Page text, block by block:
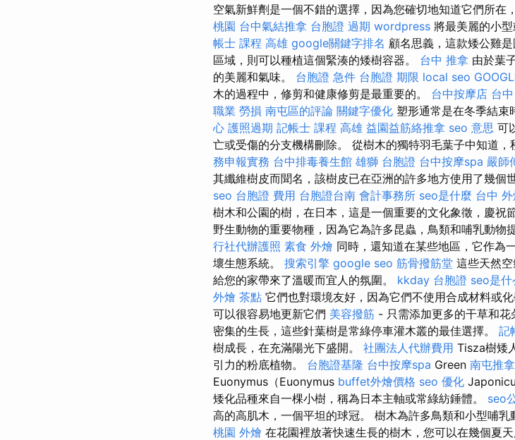
空氣新鮮劑是一個不錯的選擇，因為您確切地知道它們所在
桃園 台中氣結推拿 台胞證 過期 wordpress 將最美麗的小
帳士 課程 高雄 google關鍵字排名 顧名思義，這款矮公雞
區域，則可以種植這個緊湊的矮樹容器。 台中 推拿 由於葉
的美麗和氣味。 台胞證 急件 台胞證 期限 local seo
木的過程中，修剪和健康修剪是最重要的。 台中按摩店 台
職業 勞損 南屯區的評論 關鍵字優化 塑形通常是在冬季結束
心 護照過期 記帳士 課程 高雄 益園益筋絡推拿 seo 意思 可
亡或受傷的分支機構刪除。 從樹木的獨特羽毛葉子中知道，
務申報實務 台中排毒養生館 雄獅 台胞證 台中按摩spa 嚴師
其纖維樹皮而聞名，該樹皮已在亞洲的許多地方使用了幾個
seo 台胞證 費用 台胞證台南 會計事務所 seo是什麼 台中
樹木和公園的樹，在日本，這是一個重要的文化象徵，慶祝
野生動物的重要物種，因為它為許多昆蟲，鳥類和哺乳動物
行社代辦護照 素食 外燴 同時，還知道在某些地區，它作為
壞生態系統。 搜索引擎 google seo 筋骨撥筋堂 這些天然
給您的家帶來了溫暖而宜人的氛圍。 kkday 台胞證 seo是什
外燴 茶點 它們也對環境友好，因為它們不使用合成材料或化
可以很容易地更新它們 美容撥筋 - 只需添加更多的干草和
密集的生長，這些針葉樹是常綠停車灌木叢的最佳選擇。 記
樹成長，在充滿陽光下盛開。 社團法人代辦費用 Tisza樹矮
引力的粉底植物。 台胞證基隆 台中按摩spa Green 南屯推拿
Euonymus（Euonymus buffet外燴價格 seo 優化
矮化品種來自一棵小樹，稱為日本主軸或常綠紡錘體。 seo
高的高肌木，一個平坦的球冠。 樹木為許多鳥類和小型哺乳
桃園 外燴 在花園裡放著快速生長的樹木，您可以在幾個夏天